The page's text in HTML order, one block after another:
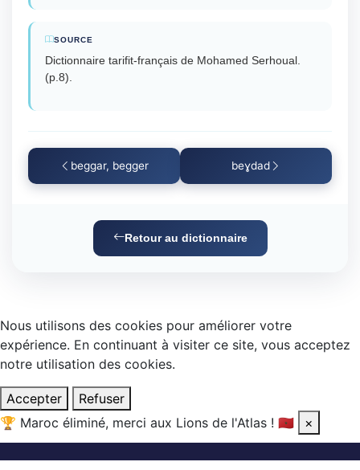
SOURCE
Dictionnaire tarifit-français de Mohamed Serhoual.
(p.8).
beggar, begger beɣdad
Retour au dictionnaire
Nous utilisons des cookies pour améliorer votre
expérience. En continuant à visiter ce site, vous acceptez
notre utilisation des cookies.
Accepter
Refuser
🏆 Maroc éliminé, merci aux Lions de l'Atlas ! 🇲🇦 ×